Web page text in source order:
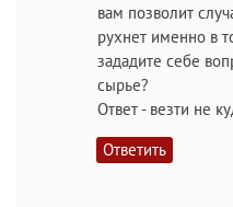
вам позволит
рухнет именно в
зададите себе
сырье?
Ответ - везти не
Ответить